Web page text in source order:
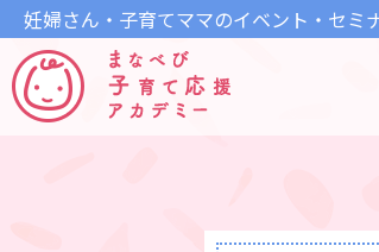
妊婦さん・子育てママのイベント・セミ